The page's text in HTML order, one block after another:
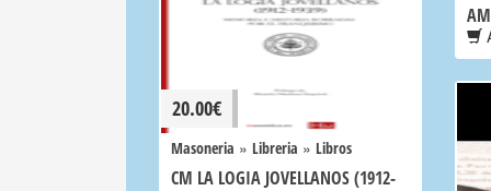
20.00€
Masoneria » Libreria » Libros
CM LA LOGIA JOVELLANOS (1912-